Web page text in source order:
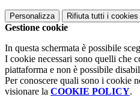
Personalizza Rifiuta tutti i cookies
Gestione cookie
In questa schermata è possibile
I cookie necessari sono quelli che
piattaforma e non è possibile
Per conoscere quali sono i cookie
visionare la COOKIE POLICY.